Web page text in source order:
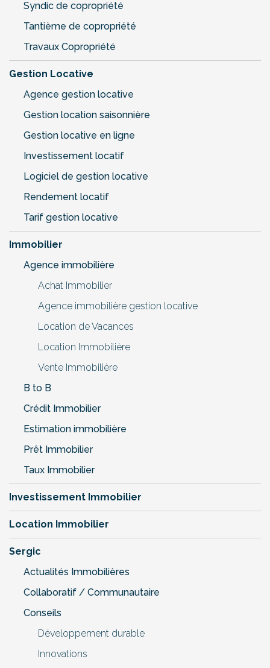
Syndic de copropriété
Tantième de copropriété
Travaux Copropriété
Gestion Locative
Agence gestion locative
Gestion location saisonnière
Gestion locative en ligne
Investissement locatif
Logiciel de gestion locative
Rendement locatif
Tarif gestion locative
Immobilier
Agence immobilière
Achat Immobilier
Agence immobilière gestion locative
Location de Vacances
Location Immobilière
Vente Immobilière
B to B
Crédit Immobilier
Estimation immobilière
Prêt Immobilier
Taux Immobilier
Investissement Immobilier
Location Immobilier
Sergic
Actualités Immobilières
Collaboratif / Communautaire
Conseils
Développement durable
Innovations